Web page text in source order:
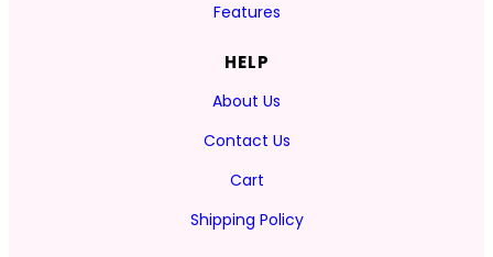
Features
HELP
About Us
Contact Us
Cart
Shipping Policy